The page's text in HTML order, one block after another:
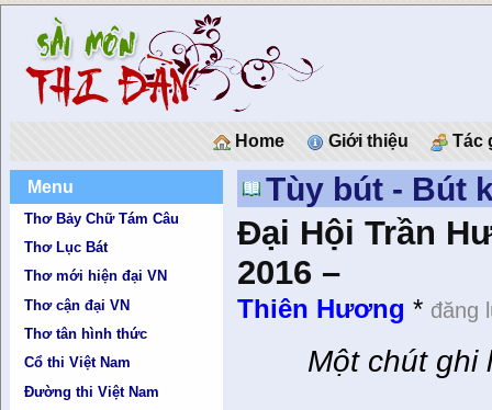
Home Giới thiệu Tác
Menu
Thơ Bảy Chữ Tám Câu
Thơ Lục Bát
Thơ mới hiện đại VN
Thơ cận đại VN
Thơ tân hình thức
Cổ thi Việt Nam
Đường thi Việt Nam
Tùy bút - Bút
Đại Hội Trần
2016 –
Thiên Hương * đăng
Một chút